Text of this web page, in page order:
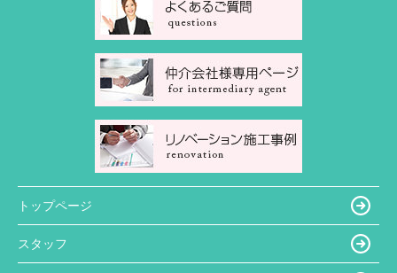
トップページ
スタッフ